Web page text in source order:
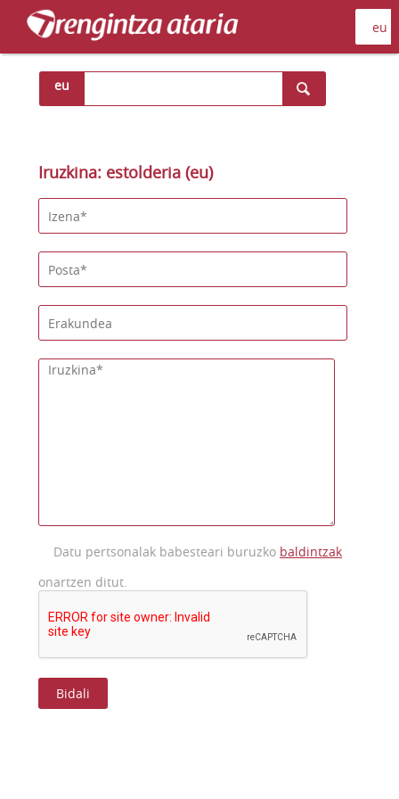
eu
Iruzkina: estolderia (eu)
Datu pertsonalak babesteari buruzko baldintzak
onartzen ditut.